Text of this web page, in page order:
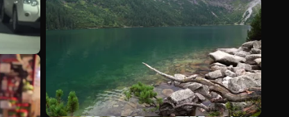
Mehr anzeigen